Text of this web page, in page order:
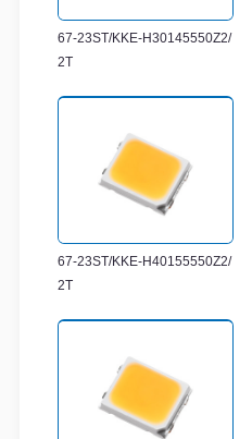
67-23ST/KKE-H30145550Z2/
2T
67-23ST/KKE-H40155550Z2/
2T